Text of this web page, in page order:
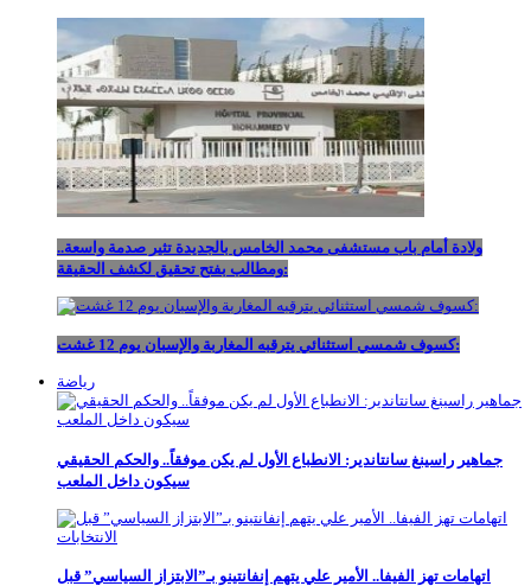
ولادة أمام باب مستشفى محمد الخامس بالجديدة تثير صدمة واسعة..
ومطالب بفتح تحقيق لكشف الحقيقة:
كسوف شمسي استثنائي يترقبه المغاربة والإسبان يوم 12 غشت:
رياضة
جماهير راسينغ سانتاندير: الانطباع الأول لم يكن موفقاً.. والحكم الحقيقي
سيكون داخل الملعب
اتهامات تهز الفيفا.. الأمير علي يتهم إنفانتينو بـ”الابتزاز السياسي” قبل